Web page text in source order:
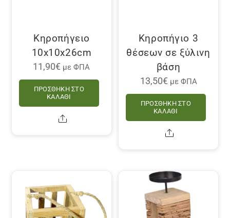
Κηροπήγειο
10x10x26cm
11,90€ με ΦΠΑ
ΠΡΟΣΘΉΚΗ ΣΤΟ
ΚΑΛΆΘΙ
Share
Κηροπήγιο 3
θέσεων σε ξύλινη
βάση
13,50€ με ΦΠΑ
ΠΡΟΣΘΉΚΗ ΣΤΟ
ΚΑΛΆΘΙ
Share